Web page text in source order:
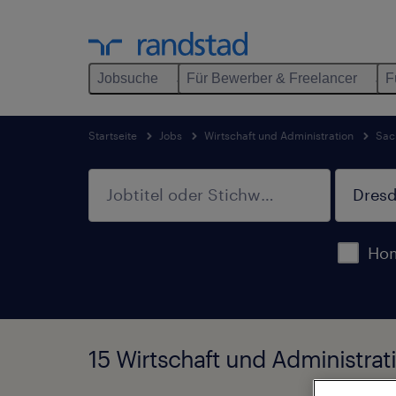
Jobsuche Für Bewerber & Freelancer
Startseite Jobs Wirtschaft und Administration
15 Wirtschaft und